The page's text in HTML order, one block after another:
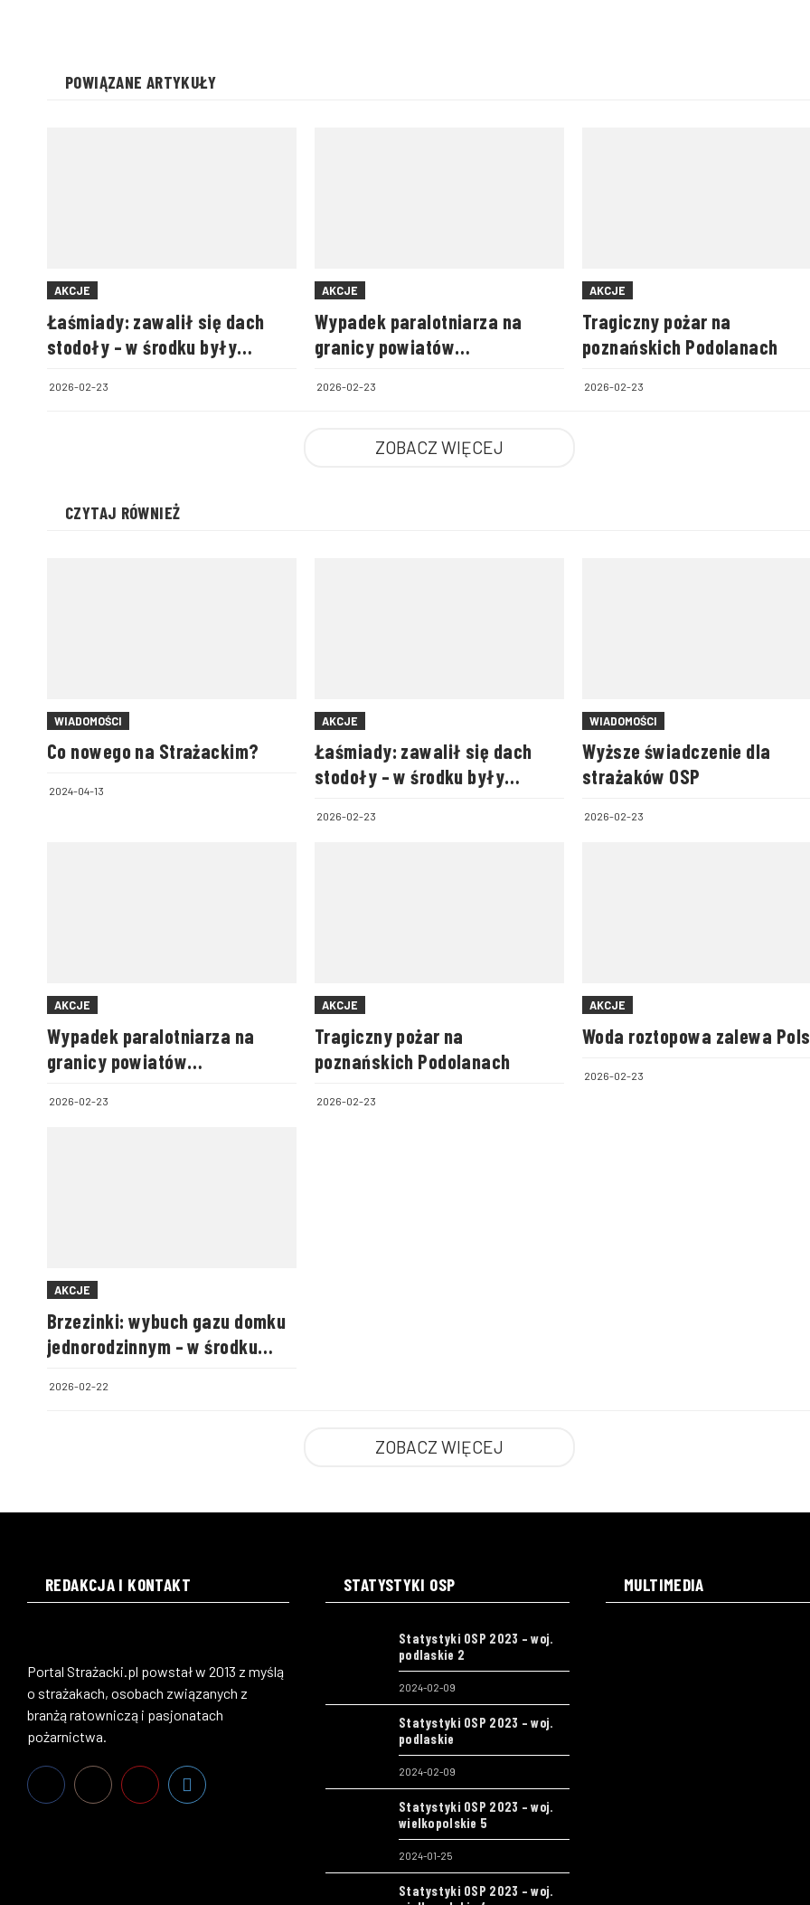
POWIĄZANE ARTYKUŁY
AKCJE
Łaśmiady: zawalił się dach
stodoły – w środku były
2026-02-23
AKCJE
Wypadek paralotniarza na
granicy powiatów
2026-02-23
AKCJE
Tragiczny pożar na
poznańskich Podolanach
2026-02-23
ZOBACZ WIĘCEJ
CZYTAJ RÓWNIEŻ
WIADOMOŚCI
Co nowego na Strażackim?
2024-04-13
AKCJE
Łaśmiady: zawalił się dach
stodoły – w środku były
2026-02-23
WIADOMOŚCI
Wyższe świadczenie dla
strażaków OSP
2026-02-23
AKCJE
Wypadek paralotniarza na
granicy powiatów
2026-02-23
AKCJE
Tragiczny pożar na
poznańskich Podolanach
2026-02-23
AKCJE
Woda roztopowa zalewa
2026-02-23
AKCJE
Brzezinki: wybuch gazu domku
jednorodzinnym – w środku
2026-02-22
ZOBACZ WIĘCEJ
REDAKCJA I KONTAKT
Portal Strażacki.pl powstał w 2013 z myślą
o strażakach, osobach związanych z
branżą ratowniczą i pasjonatach
pożarnictwa.
STATYSTYKI OSP
Statystyki OSP 2023 – woj.
podlaskie 2
2024-02-09
Statystyki OSP 2023 – woj.
podlaskie
2024-02-09
Statystyki OSP 2023 – woj.
wielkopolskie 5
2024-01-25
Statystyki OSP 2023 – woj.
MULTIMEDIA